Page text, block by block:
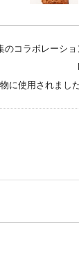
のコラボレーシ
に使用されまし